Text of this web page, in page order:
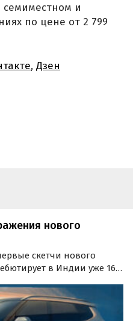
семиместном и
по цене от 2 799
, Дзен
нового
скетчи нового
в Индии уже 16
отдыха, получит
трехрядный салон и